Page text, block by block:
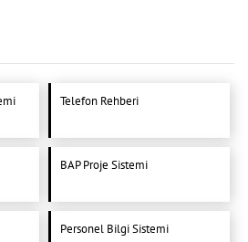
Telefon Rehberi
BAP Proje Sistemi
Personel Bilgi Sistemi